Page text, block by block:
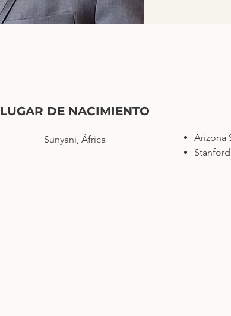
LUGAR DE NACIMIENTO
Sunyani, África
Arizona